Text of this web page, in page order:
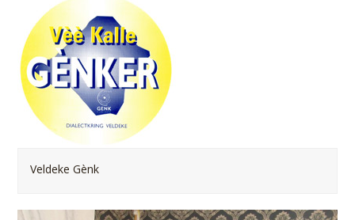
Veldeke Gènk